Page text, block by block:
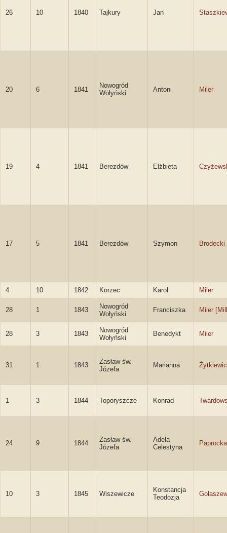
26 10 1840 Tajkury Jan
20 6 1841
Nowogród
Wołyński
Antoni Miler
19 4 1841 Berezdów Elżbieta
17 5 1841 Berezdów Szymon Brodecki
4 10 1842 Korzec Karol Miler
28 1 1843
Nowogród
Wołyński
Franciszka Miler
28 3 1843
Nowogród
Wołyński
Benedykt Miler
31 1 1843
Zasław św.
Józefa
Marianna
1 3 1844 Toporyszcze Konrad
24 9 1844
Zasław św.
Józefa
Adela
Celestyna
Paprocka
10 3 1845 Wiszewicze
Konstancja
Teodozja